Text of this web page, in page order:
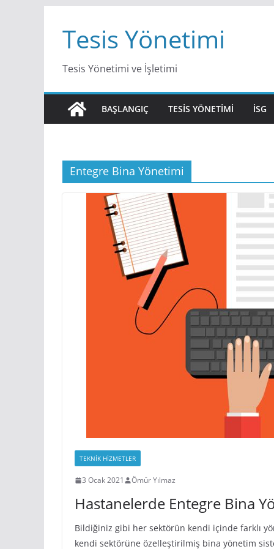
content
Tesis Yönetimi
Tesis Yönetimi ve İşletimi
BAŞLANGIÇ TESIS YÖNETIMI İSG
Entegre Bina Yönetimi
TEKNIK HIZMETLER
3 Ocak 2021 Ömür Yılmaz
Hastanelerde Entegre Bina
Bildiğiniz gibi her sektörün kendi içinde farklı
kendi sektörüne özelleştirilmiş bina yönetim